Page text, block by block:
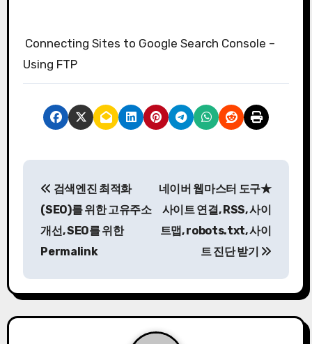
Connecting Sites to Google Search Console –
Using FTP
글
탐
색
검색엔진 최적화
(SEO)를 위한 고유주소
개선, SEO를 위한
Permalink
네이버 웹마스터 도구★
사이트 연결, RSS, 사이
트맵, robots.txt, 사이
트 진단 받기